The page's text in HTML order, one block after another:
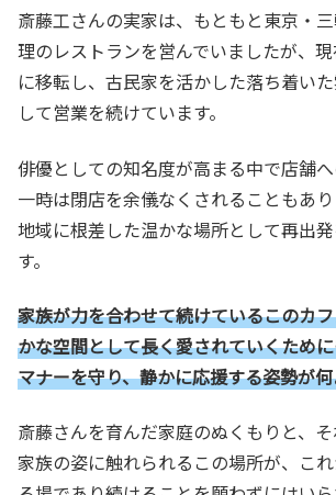
斎藤工さんの実家は、もともと東京・
理のレストランを営んでいましたが、
に移転し、古民家を活かした落ち着い
して営業を続けています。
俳優としての知名度が高まる中で店舗へ
一時は閉店を余儀なくされることもあ
地域に根差した温かな場所として再出
す。
家族が力を合わせて続けているこのカ
かな空間として長く愛されていくため
マナーを守り、静かに応援する姿勢が
斎藤さんを育んだ家庭のぬくもりと、
家族の姿に触れられるこの場所が、こ